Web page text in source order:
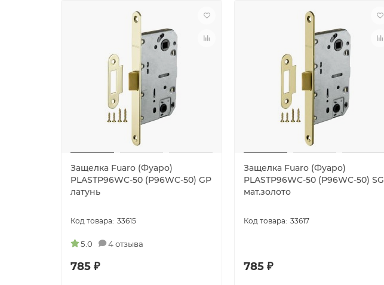
Защелка Fuaro (Фуаро)
PLASTP96WC-50 (P96WC-50) GP
латунь
33615
5.0 4 отзыва
785 ₽
Защелка Fuaro (Фуаро)
PLASTP96WC-50 (P96WC-50) SG
мат.золото
33617
785 ₽